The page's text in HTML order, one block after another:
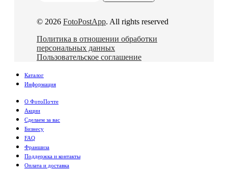
© 2026 FotoPostApp. All rights reserved
Политика в отношении обработки
персональных данных
Пользовательское соглашение
Каталог
Информация
О ФотоПочте
Акции
Сделаем за вас
Бизнесу
FAQ
Франшиза
Поддержка и контакты
Оплата и доставка